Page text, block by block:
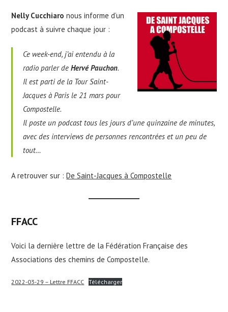
Nelly Cucchiaro nous informe d’un
podcast à suivre chaque jour :
Ce week-end, j’ai entendu à la
radio parler deHervé Pauchon.
Il est parti de la Tour Saint-
Jacques à Paris le 21 mars pour
Compostelle.
Il poste un podcast tous les jours d’une quinzaine de minutes,
avec des interviews de personnes rencontrées et un peu de
tout…
A retrouver sur :De Saint-Jacques à Compostelle
FFACC
Voici la dernière lettre de la Fédération Française des
Associations des chemins de Compostelle.
2022-03-29 – Lettre FFACC Télécharger